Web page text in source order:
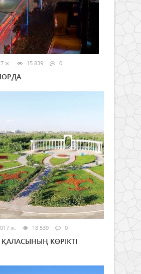
ж. 15 839 0
ж. 18 539 0
КӨРІКТІ